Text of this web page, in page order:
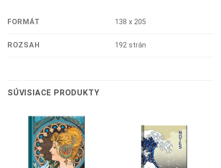
FORMÁT 138 x 205
ROZSAH 192 strán
SÚVISIACE PRODUKTY